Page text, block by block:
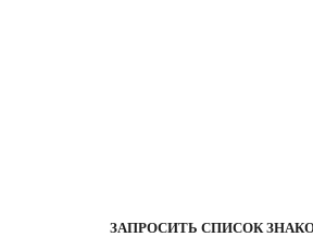
ЗАПРОСИТЬ СПИСОК